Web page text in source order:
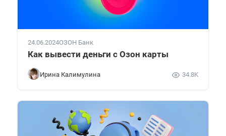
24.06.2024ОЗОН Банк
Как вывести деньги с Озон карты
Ирина Калимулина 34.8K